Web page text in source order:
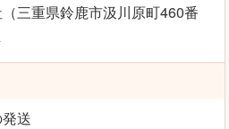
三重県鈴鹿市汲川原町460番
送